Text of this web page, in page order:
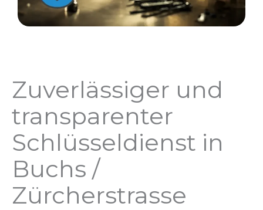
Zuverlässiger und
transparenter
Schlüsseldienst in
Buchs /
Zürcherstrasse